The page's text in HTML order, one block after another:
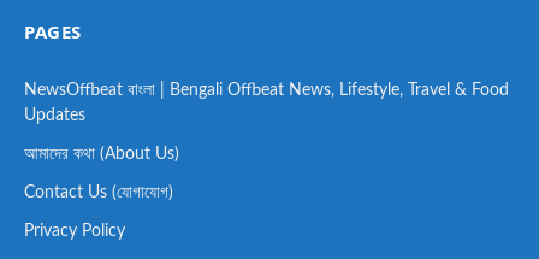
PAGES
NewsOffbeat বাংলা | Bengali Offbeat News, Lifestyle, Travel & Food
Updates
আমাদের কথা (About Us)
Contact Us (যোগাযোগ)
Privacy Policy